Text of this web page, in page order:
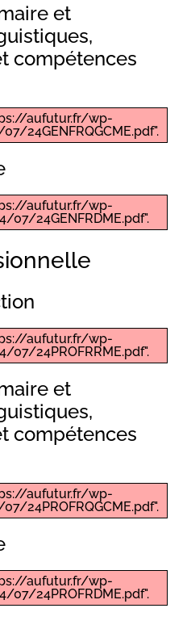
et
compétences
aufutur.fr/wp-
24GENFRQGCME.pdf".
aufutur.fr/wp-
24GENFRDME.pdf".
aufutur.fr/wp-
24PROFRRME.pdf".
et
compétences
aufutur.fr/wp-
24PROFRQGCME.pdf".
aufutur.fr/wp-
24PROFRDME.pdf".